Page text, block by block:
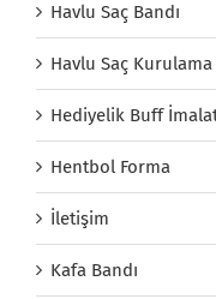
Havlu Saç Bandı
Havlu Saç
Hediyelik Buff
Hentbol Forma
İletişim
Kafa Bandı